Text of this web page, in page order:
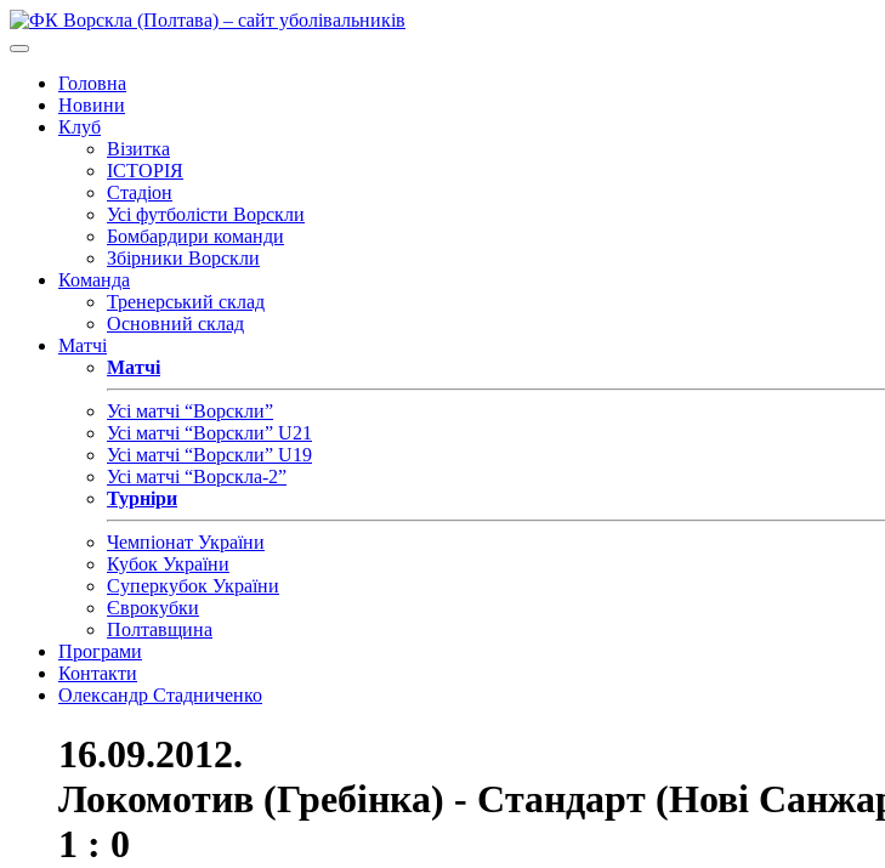
Головна
Новини
Клуб
Візитка
ІСТОРІЯ
Стадіон
Усі футболісти Ворскли
Бомбардири команди
Збірники Ворскли
Команда
Тренерський склад
Основний склад
Матчі
Матчі
Усі матчі “Ворскли”
Усі матчі “Ворскли” U21
Усі матчі “Ворскли” U19
Усі матчі “Ворскла-2”
Турніри
Чемпіонат України
Кубок України
Суперкубок України
Єврокубки
Полтавщина
Програми
Контакти
Олександр Стадниченко
16.09.2012.
Локомотив (Гребінка) - Стандарт (Нові
1 : 0